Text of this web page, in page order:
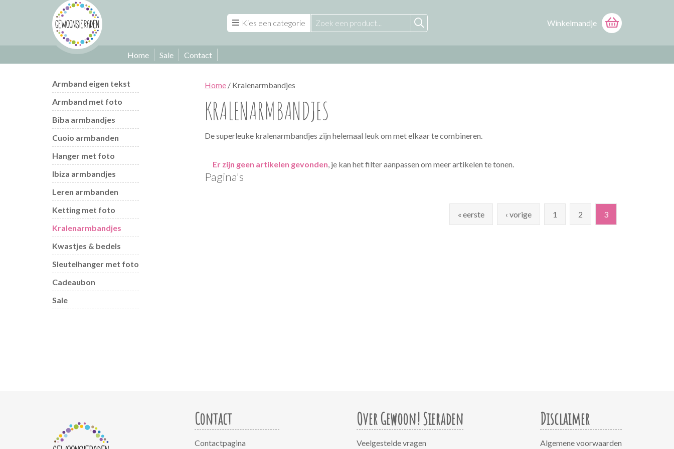
Kies een categorie Winkelmandje
Home Sale Contact
Armband eigen tekst
Armband met foto
Biba armbandjes
Cuoio armbanden
Hanger met foto
Ibiza armbandjes
Leren armbanden
Ketting met foto
Kralenarmbandjes
Kwastjes & bedels
Sleutelhanger met foto
Cadeaubon
Sale
Home / Kralenarmbandjes
KRALENARMBANDJES
De superleuke kralenarmbandjes zijn helemaal leuk om met elkaar te combineren.
Er zijn geen artikelen gevonden , je kan het filter aanpassen om meer artikelen te tonen.
Pagina's
« eerste ‹ vorige 1 2 3
Contact
Contactpagina
Over Gewoon! Sieraden
Veelgestelde vragen
Disclaimer
Algemene voorwaarden